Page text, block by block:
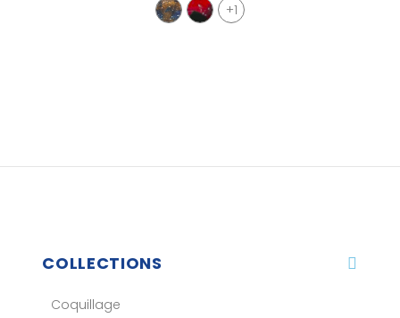
+1
COLLECTIONS
Coquillage